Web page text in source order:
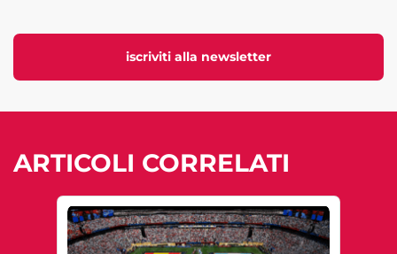
iscriviti alla newsletter
ARTICOLI CORRELATI